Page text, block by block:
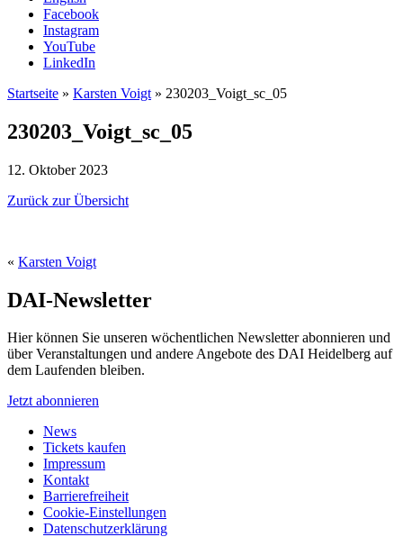
Facebook
Instagram
YouTube
LinkedIn
Startseite » Karsten Voigt » 230203_Voigt_sc_05
230203_Voigt_sc_05
12. Oktober 2023
Zurück zur Übersicht
« Karsten Voigt
DAI-Newsletter
Hier können Sie unseren wöchentlichen Newsletter abonnieren und
über Veranstaltungen und andere Angebote des DAI Heidelberg auf
dem Laufenden bleiben.
Jetzt abonnieren
News
Tickets kaufen
Impressum
Kontakt
Barrierefreiheit
Cookie-Einstellungen
Datenschutzerklärung